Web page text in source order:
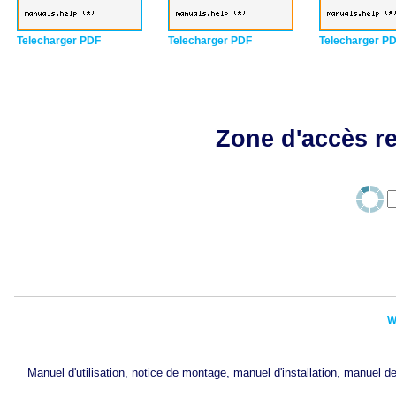
Telecharger PDF Telecharger PDF Telecharger
Zone d'accès
Manuel d'utilisation, notice de montage, manuel d'installation, manuel